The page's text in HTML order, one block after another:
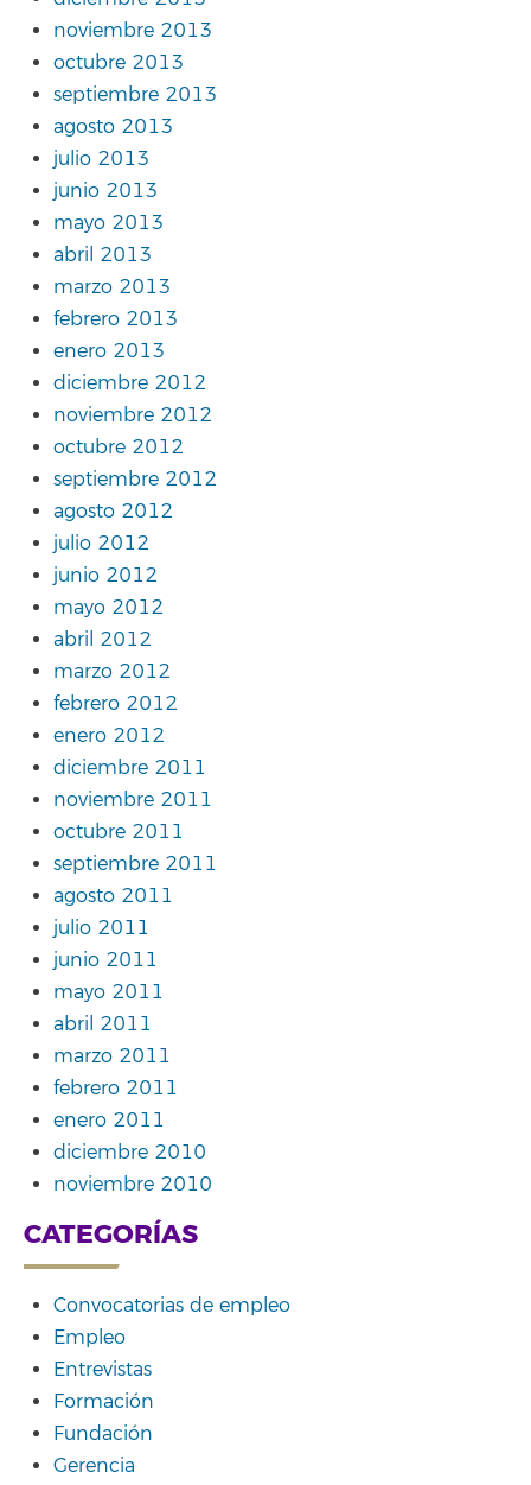
noviembre 2013
octubre 2013
septiembre 2013
agosto 2013
julio 2013
junio 2013
mayo 2013
abril 2013
marzo 2013
febrero 2013
enero 2013
diciembre 2012
noviembre 2012
octubre 2012
septiembre 2012
agosto 2012
julio 2012
junio 2012
mayo 2012
abril 2012
marzo 2012
febrero 2012
enero 2012
diciembre 2011
noviembre 2011
octubre 2011
septiembre 2011
agosto 2011
julio 2011
junio 2011
mayo 2011
abril 2011
marzo 2011
febrero 2011
enero 2011
diciembre 2010
noviembre 2010
CATEGORÍAS
Convocatorias de empleo
Empleo
Entrevistas
Formación
Fundación
Gerencia